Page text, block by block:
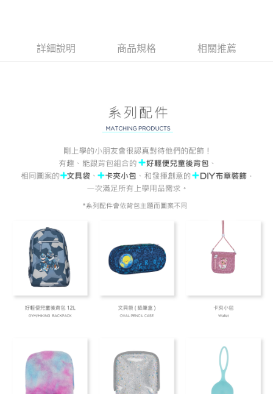
付款後全家取貨
每筆NT$80，滿NT$999(含以上)免運費
每筆NT$80，滿NT$999(含以上)免運費
宅配-離島
每筆NT$80，滿NT$999(含以上)免運費
每筆NT$80，滿NT$999(含以上)免運費
詳細說明 商品規格 相關推薦